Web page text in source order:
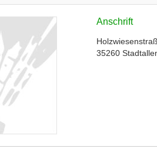
Anschrift
35260